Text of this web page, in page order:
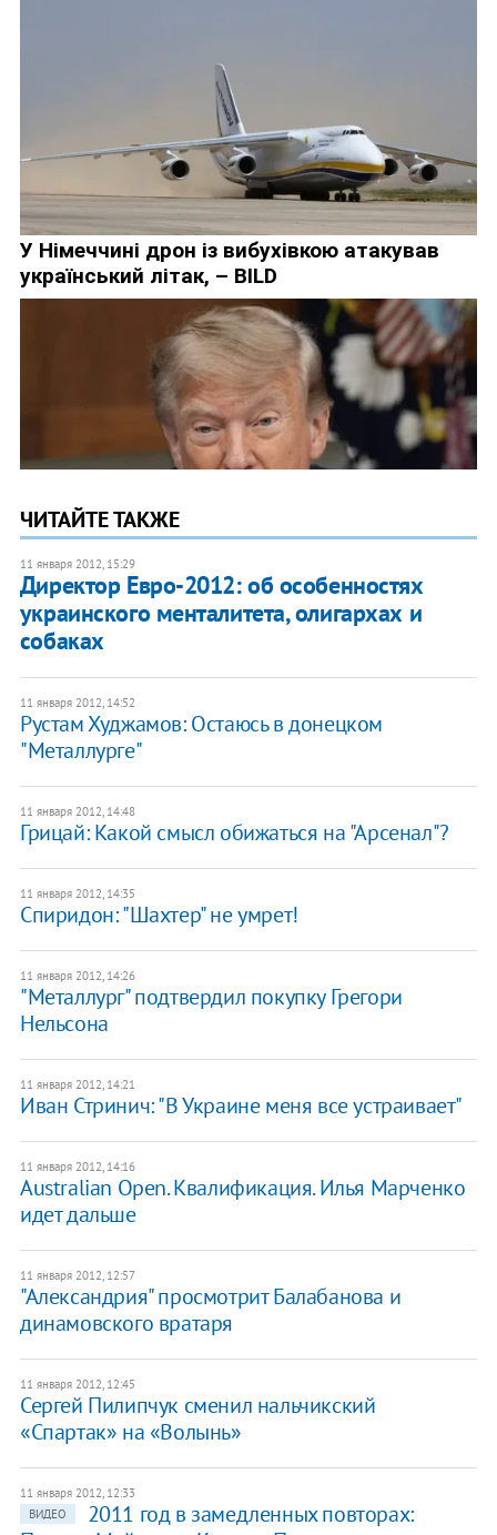
ЧИТАЙТЕ ТАКЖЕ
11 января 2012, 15:29
Директор Евро-2012: об особенностях
украинского менталитета, олигархах и
собаках
11 января 2012, 14:52
Рустам Худжамов: Остаюсь в донецком
"Металлурге"
11 января 2012, 14:48
Грицай: Какой смысл обижаться на "Арсенал"?
11 января 2012, 14:35
Cпиридон: "Шахтер" не умрет!
11 января 2012, 14:26
"Металлург" подтвердил покупку Грегори
Нельсона
11 января 2012, 14:21
Иван Стринич: "В Украине меня все устраивает"
11 января 2012, 14:16
Australian Open. Квалификация. Илья Марченко
идет дальше
11 января 2012, 12:57
"Александрия" просмотрит Балабанова и
динамовского вратаря
11 января 2012, 12:45
Сергей Пилипчук сменил нальчикский
«Спартак» на «Волынь»
11 января 2012, 12:33
ВИДЕО
​ 2011 год в замедленных повторах: